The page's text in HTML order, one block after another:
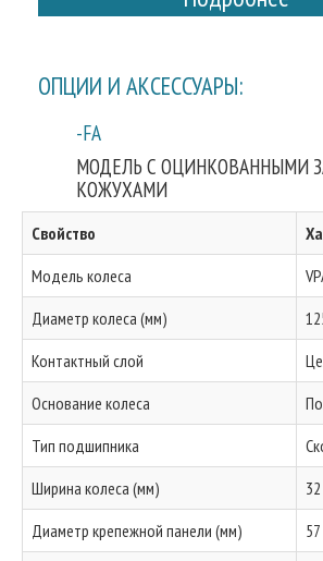
ОПЦИИ И АКСЕССУАРЫ:
-FA
МОДЕЛЬ С ОЦИНКОВАННЫМИ
КОЖУХАМИ
Свойство
Модель колеса
Диаметр колеса (мм)
Контактный слой
Основание колеса
Тип подшипника
Ширина колеса (мм)
32
Диаметр крепежной панели (мм)
57